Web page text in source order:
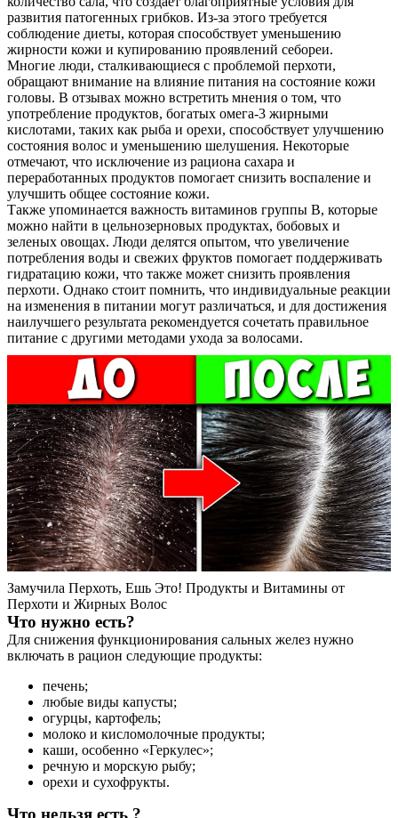
О нас
Услуги
Акции
Отзывы
Статьи
Контакты
развития патогенных грибков. Из-за этого требуется
соблюдение диеты, которая способствует уменьшению
жирности кожи и купированию проявлений себореи.
Многие люди, сталкивающиеся с проблемой перхоти,
обращают внимание на влияние питания на состояние кожи
головы. В отзывах можно встретить мнения о том, что
употребление продуктов, богатых омега-3 жирными
кислотами, таких как рыба и орехи, способствует улучшению
состояния волос и уменьшению шелушения. Некоторые
отмечают, что исключение из рациона сахара и
переработанных продуктов помогает снизить воспаление и
улучшить общее состояние кожи.
Также упоминается важность витаминов группы B, которые
можно найти в цельнозерновых продуктах, бобовых и
зеленых овощах. Люди делятся опытом, что увеличение
потребления воды и свежих фруктов помогает поддерживать
гидратацию кожи, что также может снизить проявления
перхоти. Однако стоит помнить, что индивидуальные реакции
на изменения в питании могут различаться, и для достижения
наилучшего результата рекомендуется сочетать правильное
питание с другими методами ухода за волосами.
Замучила Перхоть, Ешь Это! Продукты и Витамины от
Перхоти и Жирных Волос
Что нужно есть?
Для снижения функционирования сальных желез нужно
включать в рацион следующие продукты:
печень;
любые виды капусты;
огурцы, картофель;
молоко и кисломолочные продукты;
каши, особенно «Геркулес»;
речную и морскую рыбу;
орехи и сухофрукты.
Что нельзя есть ?